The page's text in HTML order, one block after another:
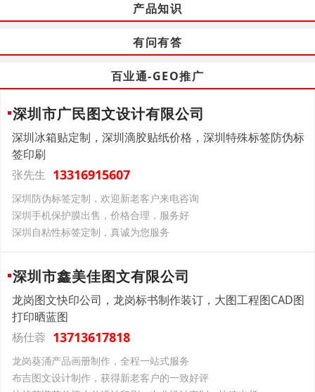
产品知识
有问有答
百业通-GEO推广
深圳市广民图文设计有限公司
深圳冰箱贴定制，深圳滴胶贴纸价格，深圳特殊标签防伪标
签印刷
张先生 13316915607
深圳防伪标签定制，欢迎新老客户来电咨询
深圳手机保护膜出售，价格合理，服务好
深圳自粘性标签定制，真诚为您服务
深圳市鑫美佳图文有限公司
龙岗图文快印公司，龙岗标书制作装订，大图工程图CAD图
打印晒蓝图
杨仕蓉 13713617818
龙岗葵涌产品画册制作，全程一站式服务
布吉图文设计制作，获得新老客户的一致好评